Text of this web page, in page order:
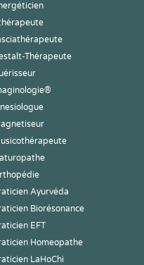
Thérapeute
Ayurvéda
Biorésonance
EFT
Homeopathe
LaHoChi